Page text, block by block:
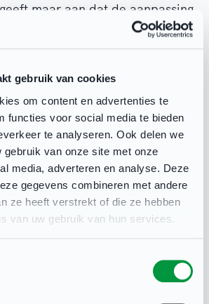
gebruik van cookies
om content en advertenties te
functies voor social media te bieden
te analyseren. Ook delen we
gebruik van onze site met onze
media, adverteren en analyse. Deze
gegevens combineren met andere
ze heeft verstrekt of die ze hebben
van uw gebruik van hun services.
maar aan dat de aanpassing
supergeschikt is en voor
kindje
van ‘Rotterdam Sport
Van Schaik en Michielsen in de
“We krijgen steeds meer
die goed toegankelijk zijn”, zegt
op het gebruik van die
mensen met een beperking is
meer zitten in de